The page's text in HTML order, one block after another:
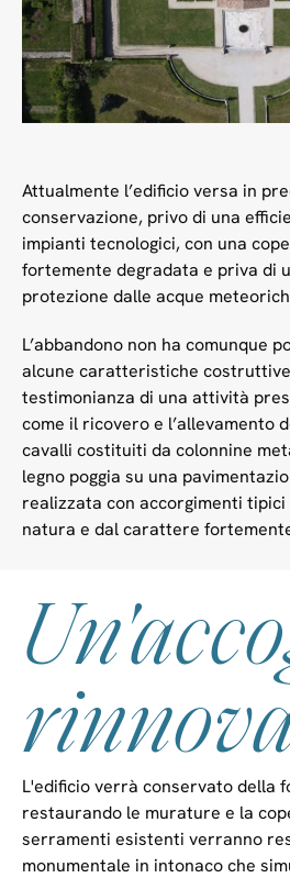
Attualmente l’edificio versa in
conservazione, privo di una
impianti tecnologici, con una
fortemente degradata e priva di
protezione dalle acque
L’abbandono non ha comunque
alcune caratteristiche
testimonianza di una attività
come il ricovero e l’allevamento
cavalli costituiti da colonnine
legno poggia su una
realizzata con accorgimenti
natura e dal carattere
L'edificio verrà conservato della
restaurando le murature e la
serramenti esistenti verranno
monumentale in intonaco che